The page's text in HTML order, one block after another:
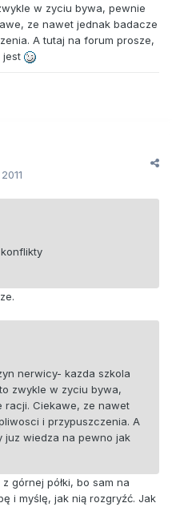
w zyciu bywa, pewnie
ze nawet jednak badacze
A tutaj na forum prosze,
jest
nerwicy- kazda szkola
zwykle w zyciu bywa,
racji. Ciekawe, ze nawet
i przypuszczenia. A
juz wiedza na pewno jak
górnej półki, bo sam na
i myślę, jak nią rozgryźć. Jak